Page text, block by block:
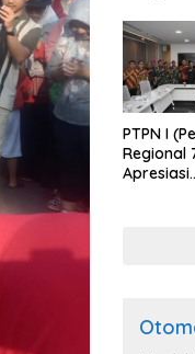
PTPN I
Regional
Apresiasi